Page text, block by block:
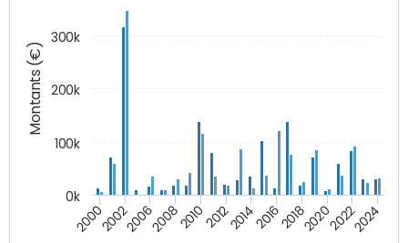
Montants (€)
200020022006200820102012201420162018202020222024
0k
100k
200k
300k